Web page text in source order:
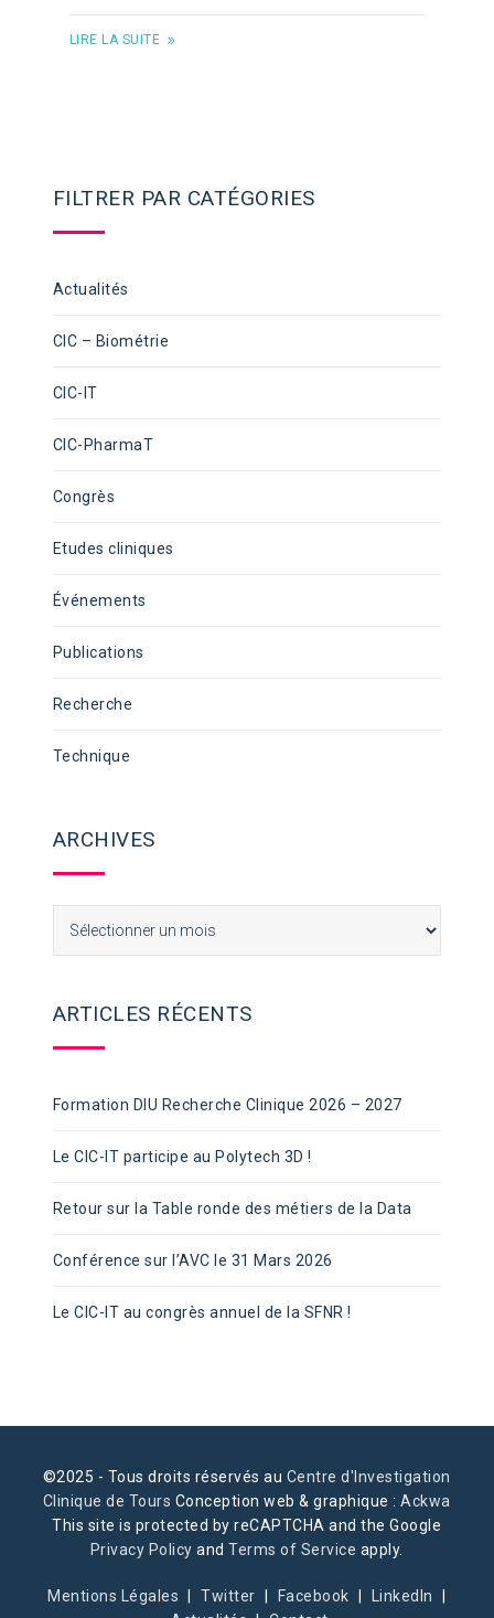
LIRE LA SUITE
FILTRER PAR CATÉGORIES
Actualités
CIC – Biométrie
CIC-IT
CIC-PharmaT
Congrès
Etudes cliniques
Événements
Publications
Recherche
Technique
ARCHIVES
ARTICLES RÉCENTS
Formation DIU Recherche Clinique 2026 – 2027
Le CIC-IT participe au Polytech 3D !
Retour sur la Table ronde des métiers de la Data
Conférence sur l’AVC le 31 Mars 2026
Le CIC-IT au congrès annuel de la SFNR !
©2025 - Tous droits réservés au Centre d'Investigation
Clinique de Tours Conception web & graphique :Ackwa
This site is protected by reCAPTCHA and the Google
Privacy Policy andTerms of Service apply.
Mentions Légales Twitter Facebook
LinkedIn